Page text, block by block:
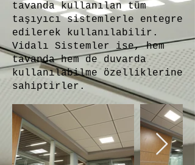
tavanda kullanılan tüm
taşıyıcı sistemlerle entegre
edilerek kullanılabilir.
Vidalı Sistemler ise, hem
tavanda hem de duvarda
kullanılabilme özelliklerine
sahiptirler.